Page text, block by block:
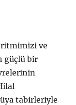
ritmimizi ve
güçlü bir
tabirleriyle